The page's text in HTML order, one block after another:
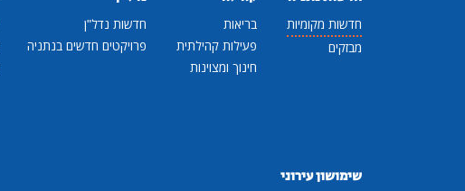
חדשות מקומיות
מבזקים
בריאות
פעילות קהילתית
חינוך ומצוינות
חדשות נדל"ן
פרויקטים חדשים בנתניה
שימושון עירוני